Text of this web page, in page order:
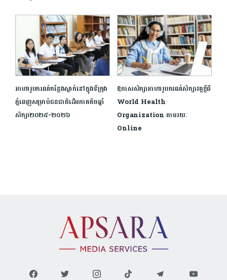
អាហារូបករណ៍កន្លែងស្នាក់នៅក្នុងទីក្រុង
ភ្នំពេញសម្រាប់ជនជាតិដើមភាគតិចឆ្នាំ
សិក្សា២០២៥-២០២៦
ឱកាសសិក្សាអាហារូបករណ៍សិក្សាវគ្គខ្លីពី
World Health
Organization តាមរយៈ
Online